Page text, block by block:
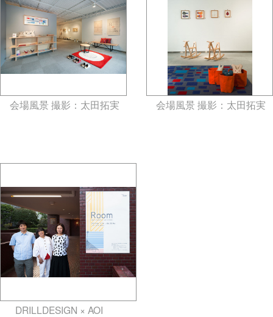
会場風景 撮影：太田拓実
会場風景 撮影：太田拓実
DRILLDESIGN × AOI